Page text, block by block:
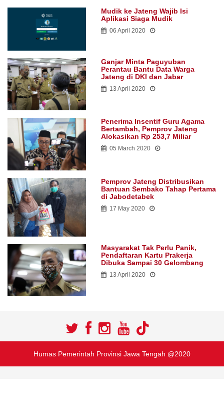
Mudik ke Jateng Wajib Isi
Aplikasi Siaga Mudik
06 April 2020
Ganjar Minta Paguyuban
Perantau Bantu Data Warga
Jateng di DKI dan Jabar
13 April 2020
Penerima Insentif Guru Agama
Bertambah, Pemprov Jateng
Alokasikan Rp 253,7 Miliar
05 March 2020
Pemprov Jateng Distribusikan
Bantuan Sembako Tahap Pertama
di Jabodetabek
17 May 2020
Masyarakat Tak Perlu Panik,
Pendaftaran Kartu Prakerja
Dibuka Sampai 30 Gelombang
13 April 2020
Humas Pemerintah Provinsi Jawa Tengah @2020